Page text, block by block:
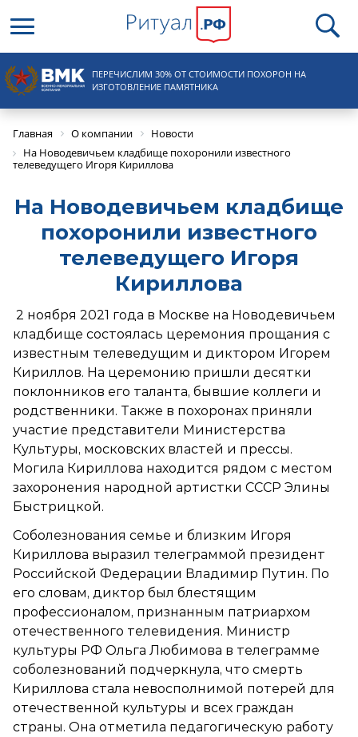
Круглосуточная справочная
8 (495) 100-31-15
ПЕРЕЧИСЛИМ 30% ОТ СТОИМОСТИ ПОХОРОН НА
ИЗГОТОВЛЕНИЕ ПАМЯТНИКА
Главная О компании
Новости
На Новодевичьем кладбище похоронили известного
телеведущего Игоря Кириллова
На Новодевичьем кладбище
похоронили известного
телеведущего Игоря
Кириллова
2 ноября 2021 года в Москве на Новодевичьем
кладбище состоялась церемония прощания с
известным телеведущим и диктором Игорем
Кириллов. На церемонию пришли десятки
поклонников его таланта, бывшие коллеги и
родственники. Также в похоронах приняли
участие представители Министерства
Культуры, московских властей и прессы.
Могила Кириллова находится рядом с местом
захоронения народной артистки СССР Элины
Быстрицкой.
Соболезнования семье и близким Игоря
Кириллова выразил телеграммой президент
Российской Федерации Владимир Путин. По
его словам, диктор был блестящим
профессионалом, признанным патриархом
отечественного телевидения. Министр
культуры РФ Ольга Любимова в телеграмме
соболезнований подчеркнула, что смерть
Кириллова стала невосполнимой потерей для
отечественной культуры и всех граждан
страны. Она отметила педагогическую работу